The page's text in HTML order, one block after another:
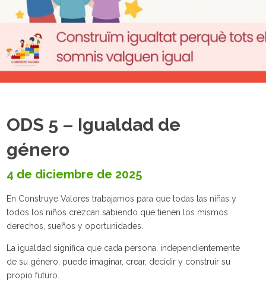
ODS 5 – Igualdad de
género
4 de diciembre de 2025
En Construye Valores trabajamos para que todas las niñas y
todos los niños crezcan sabiendo que tienen los mismos
derechos, sueños y oportunidades.
La igualdad significa que cada persona, independientemente
de su género, puede imaginar, crear, decidir y construir su
propio futuro.